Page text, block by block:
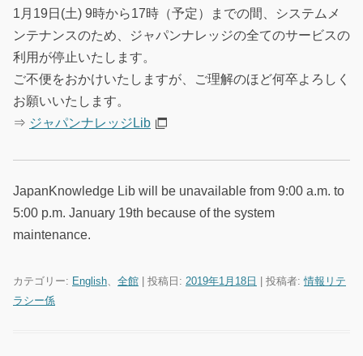
1月19日(土) 9時から17時（予定）までの間、システムメ
ンテナンスのため、ジャパンナレッジの全てのサービスの
利用が停止いたします。
ご不便をおかけいたしますが、ご理解のほど何卒よろしく
お願いいたします。
⇒ ジャパンナレッジLib
JapanKnowledge Lib will be unavailable from 9:00 a.m. to
5:00 p.m. January 19th because of the system
maintenance.
カテゴリー: English、 全館 | 投稿日: 2019年1月18日 投稿者:情報リテ
ラシー係